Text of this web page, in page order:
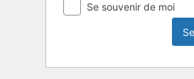
Se souvenir de moi